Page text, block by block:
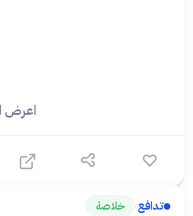
اعرض
تدافع› خلاصة